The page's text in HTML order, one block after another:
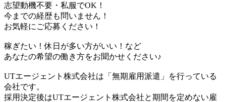
志望動機不要・私服でOK！
今までの経歴も問いません！
お気軽にご応募ください！
稼ぎたい！休日が多い方がいい！など
あなたの希望の働き方をお聞かせください♪
UTエージェント株式会社は「無期雇用派遣」を行っている
会社です。
採用決定後はUTエージェント株式会社と期間を定めない雇